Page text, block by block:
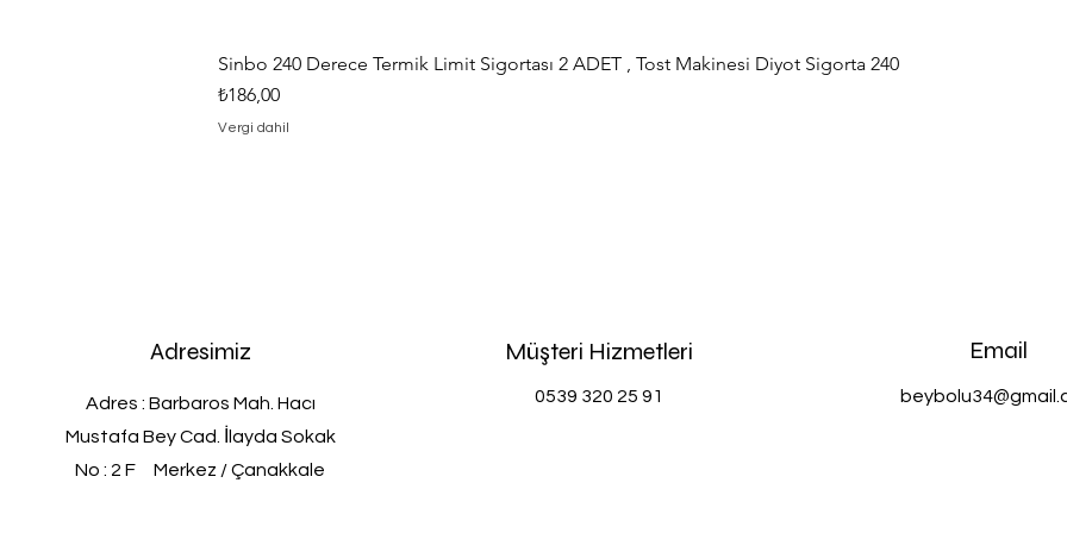
Hızlı Bakış
Sinbo 240 Derece Termik Limit Sigortası 2 ADET , Tost Makinesi Diyot Sigorta 240
Fiyat
₺186,00
Vergi dahil
Adresimiz
Adres : Barbaros Mah. Hacı
Mustafa Bey Cad. İlayda Sokak
No : 2 F Merkez / Çanakkale
Müşteri Hizmetleri
0539 320 25 91
Email